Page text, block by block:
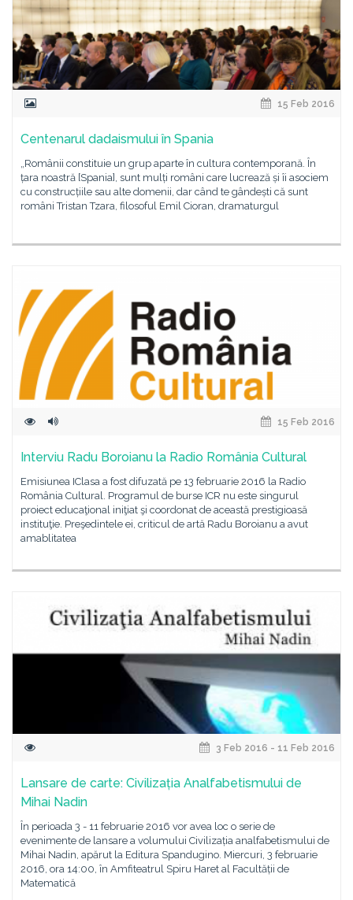
15 Feb 2016
Centenarul dadaismului în Spania
„Românii constituie un grup aparte în cultura contemporană. În
țara noastră [Spania], sunt mulți români care lucrează și îi asociem
cu construcțiile sau alte domenii, dar când te gândești că sunt
români Tristan Tzara, filosoful Emil Cioran, dramaturgul
15 Feb 2016
Interviu Radu Boroianu la Radio România Cultural
Emisiunea IClasa a fost difuzată pe 13 februarie 2016 la Radio
România Cultural. Programul de burse ICR nu este singurul
proiect educaţional iniţiat şi coordonat de această prestigioasă
instituţie. Preşedintele ei, criticul de artă Radu Boroianu a avut
amablitatea
3 Feb 2016 - 11 Feb 2016
Lansare de carte: Civilizația Analfabetismului de
Mihai Nadin
În perioada 3 - 11 februarie 2016 vor avea loc o serie de
evenimente de lansare a volumului Civilizația analfabetismului de
Mihai Nadin, apărut la Editura Spandugino. Miercuri, 3 februarie
2016, ora 14:00, în Amfiteatrul Spiru Haret al Facultății de
Matematică